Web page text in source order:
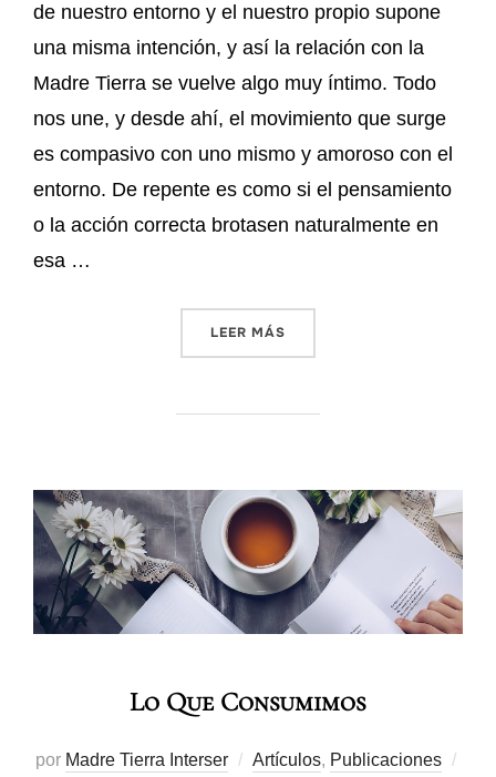
de nuestro entorno y el nuestro propio supone
una misma intención, y así la relación con la
Madre Tierra se vuelve algo muy íntimo. Todo
nos une, y desde ahí, el movimiento que surge
es compasivo con uno mismo y amoroso con el
entorno. De repente es como si el pensamiento
o la acción correcta brotasen naturalmente en
esa …
LEER MÁS
Lo Que Consumimos
por Madre Tierra Interser Artículos, Publicaciones